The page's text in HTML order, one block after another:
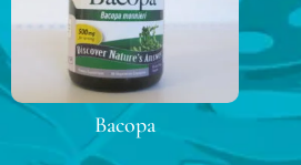
Bacopa